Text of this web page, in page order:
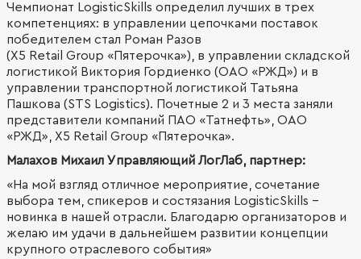
Чемпионат LogisticSkills определил лучших в трех
компетенциях: в управлении цепочками поставок
победителем стал Роман Разов
(X5 Retail Group «Пятерочка»), в управлении складской
логистикой Виктория Гордиенко (ОАО «РЖД») и в
управлении транспортной логистикой Татьяна
Пашкова (STS Logistics). Почетные 2 и 3 места заняли
представители компаний ПАО «Татнефть», ОАО
«РЖД», X5 Retail Group «Пятерочка».
Малахов Михаил Управляющий ЛогЛаб, партнер:
«На мой взгляд отличное мероприятие, сочетание
выбора тем, спикеров и состязания LogisticSkills –
новинка в нашей отрасли. Благодарю организаторов и
желаю им удачи в дальнейшем развитии концепции
крупного отраслевого события»